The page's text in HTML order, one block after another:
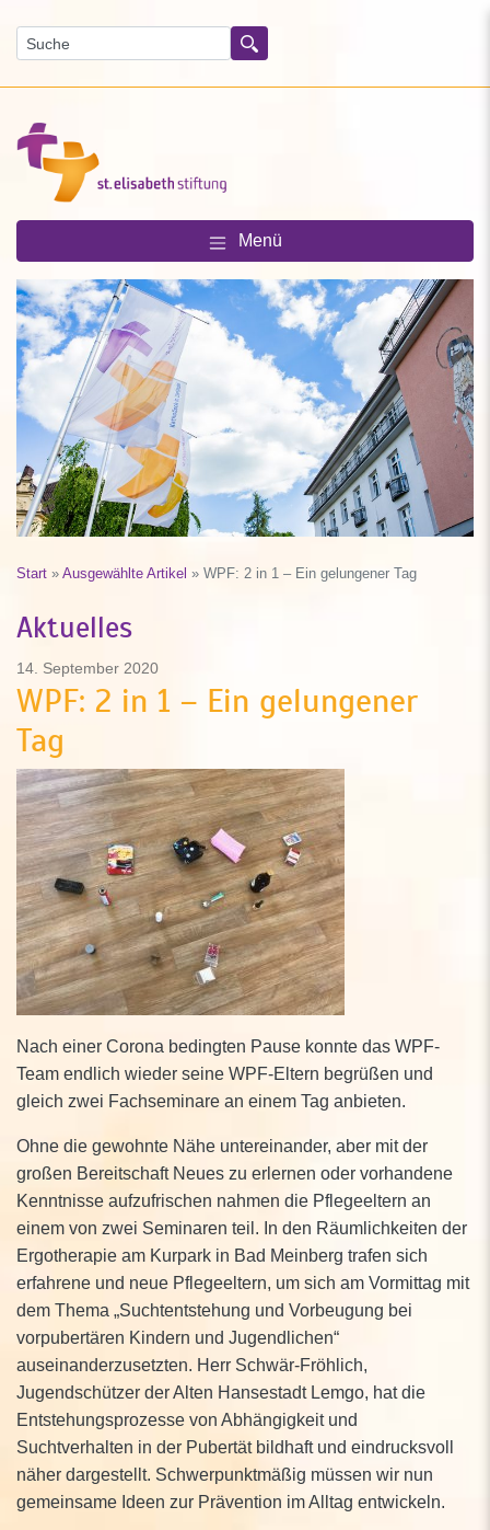
Suchen
Menü
Start » Ausgewählte Artikel » WPF: 2 in 1 – Ein gelungener Tag
Aktuelles
14. September 2020
WPF: 2 in 1 – Ein gelungener
Tag
Nach einer Corona bedingten Pause konnte das WPF-
Team endlich wieder seine WPF-Eltern begrüßen und
gleich zwei Fachseminare an einem Tag anbieten.
Ohne die gewohnte Nähe untereinander, aber mit der
großen Bereitschaft Neues zu erlernen oder vorhandene
Kenntnisse aufzufrischen nahmen die Pflegeeltern an
einem von zwei Seminaren teil. In den Räumlichkeiten der
Ergotherapie am Kurpark in Bad Meinberg trafen sich
erfahrene und neue Pflegeeltern, um sich am Vormittag mit
dem Thema „Suchtentstehung und Vorbeugung bei
vorpubertären Kindern und Jugendlichen“
auseinanderzusetzten. Herr Schwär-Fröhlich,
Jugendschützer der Alten Hansestadt Lemgo, hat die
Entstehungsprozesse von Abhängigkeit und
Suchtverhalten in der Pubertät bildhaft und eindrucksvoll
näher dargestellt. Schwerpunktmäßig müssen wir nun
gemeinsame Ideen zur Prävention im Alltag entwickeln.